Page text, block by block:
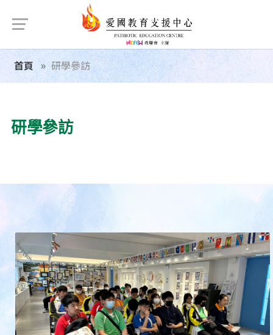
首頁 研學參訪
研學參訪